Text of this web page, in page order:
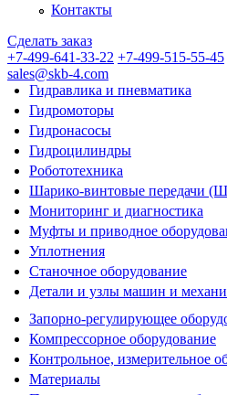
Контакты
Сделать заказ
+7-499-641-33-22 +7-499-515-55-45
sales@skb-4.com
Гидравлика и пневматика
Гидромоторы
Гидронасосы
Гидроцилиндры
Робототехника
Шарико-винтовые передачи
Мониторинг и диагностика
Муфты и приводное
Уплотнения
Станочное оборудование
Детали и узлы машин и
Запорно-регулирующее
Компрессорное оборудование
Контрольное, измерительное
Материалы